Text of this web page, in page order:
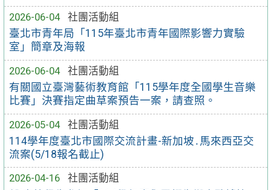
2026-06-04
社團活動組
臺北市青年局「115年臺北市青年國際影響力實驗
室」簡章及海報
2026-06-04
社團活動組
有關國立臺灣藝術教育館「115學年度全國學生音樂
比賽」決賽指定曲草案預告一案，請查照。
2026-05-04
社團活動組
114學年度臺北市國際交流計畫-新加坡․馬來西亞交
流案(5/18報名截止)
2026-04-16
社團活動組